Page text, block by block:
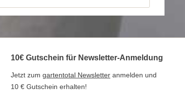
10€ Gutschein für Newsletter-Anmeldung
Jetzt zum gartentotal Newsletter anmelden und
10 € Gutschein erhalten!